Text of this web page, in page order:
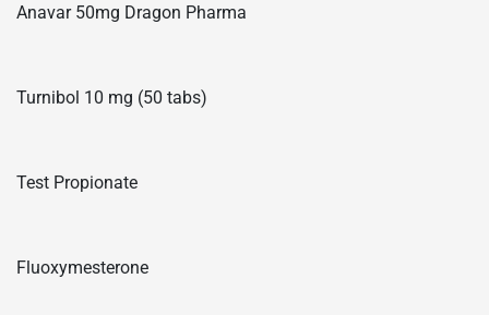
Anavar 50mg Dragon Pharma
Turnibol 10 mg (50 tabs)
Test Propionate
Fluoxymesterone